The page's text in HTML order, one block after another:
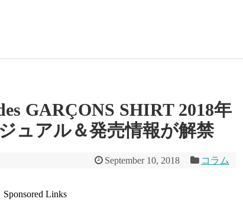
GARÇONS SHIRT 2018年
ュアル＆発売情報が解禁
September 10, 2018 コラム
Sponsored Links